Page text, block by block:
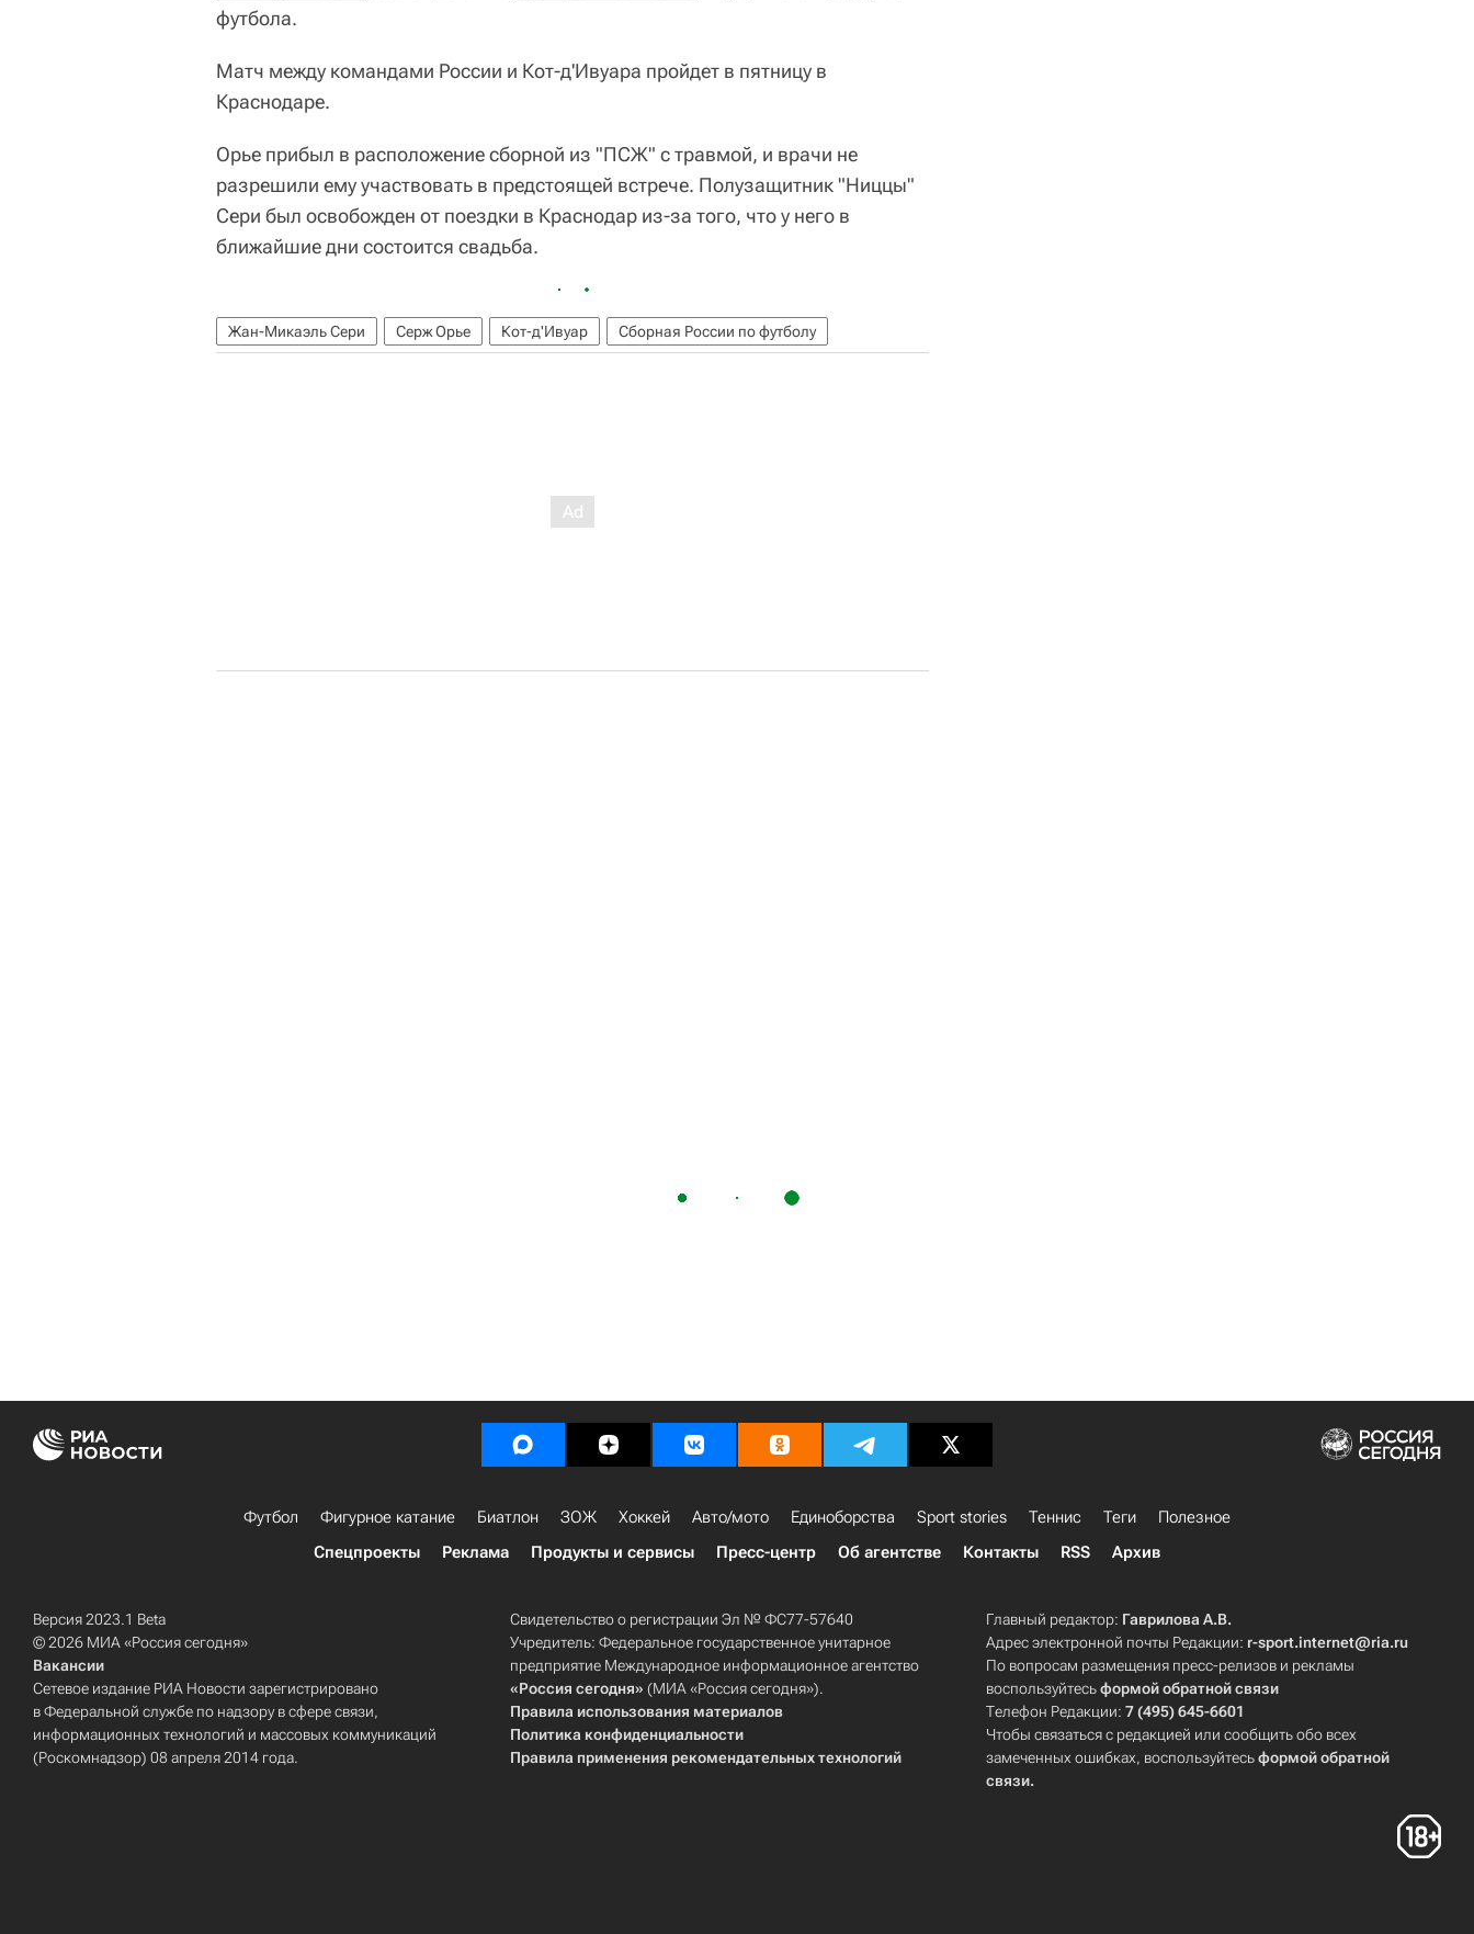
футбола.
Матч между командами России и Кот-д'Ивуара пройдет в пятницу в
Краснодаре.
Орье прибыл в расположение сборной из "ПСЖ" с травмой, и врачи не
разрешили ему участвовать в предстоящей встрече. Полузащитник "Ниццы"
Сери был освобожден от поездки в Краснодар из-за того, что у него в
ближайшие дни состоится свадьба.
Жан-Микаэль Сери Серж Орье Кот-д'Ивуар Сборная России по футболу
Футбол Фигурное катание Биатлон ЗОЖ Хоккей Авто/мото Единоборства Sport stories Теннис Теги
Полезное
Спецпроекты
Реклама Продукты и сервисы Пресс-центр Об агентстве Контакты RSS Архив
Версия 2023.1 Beta
© 2026 МИА «Россия сегодня»
Вакансии
Сетевое издание РИА Новости зарегистрировано
в Федеральной службе по надзору в сфере связи,
информационных технологий и массовых коммуникаций
(Роскомнадзор) 08 апреля 2014 года.
Свидетельство о регистрации Эл № ФС77-57640
Учредитель: Федеральное государственное унитарное
предприятие Международное информационное агентство
«Россия сегодня» (МИА «Россия сегодня»).
Правила использования материалов
Политика конфиденциальности
Правила применения рекомендательных технологий
Главный редактор: Гаврилова А.В.
Адрес электронной почты Редакции: r-sport.internet@ria.ru
По вопросам размещения пресс-релизов и рекламы
воспользуйтесьформой обратной связи
Телефон Редакции:7 (495) 645-6601
Чтобы связаться с редакцией или сообщить обо всех
замеченных ошибках, воспользуйтесьформой обратной
связи.